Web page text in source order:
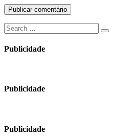
Search
for:
Search
Publicidade
Publicidade
Publicidade